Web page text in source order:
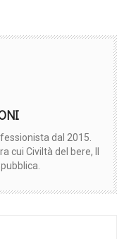
dal 2015.
cui Civiltà del bere, Il